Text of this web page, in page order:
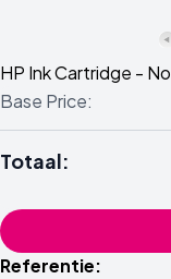
HP Ink Cartridge -
Base Price:
Totaal:
Referentie: